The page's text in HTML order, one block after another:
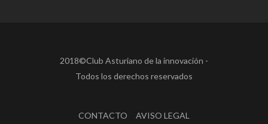
2018©Club Asturiano de la innovación -
Todos los derechos reservados
CONTACTO AVISO LEGAL